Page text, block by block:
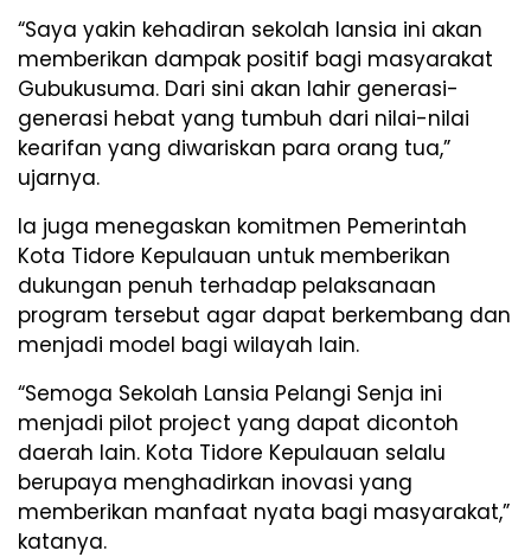
“Saya yakin kehadiran sekolah lansia ini akan
memberikan dampak positif bagi masyarakat
Gubukusuma. Dari sini akan lahir generasi-
generasi hebat yang tumbuh dari nilai-nilai
kearifan yang diwariskan para orang tua,”
ujarnya.
Ia juga menegaskan komitmen Pemerintah
Kota Tidore Kepulauan untuk memberikan
dukungan penuh terhadap pelaksanaan
program tersebut agar dapat berkembang dan
menjadi model bagi wilayah lain.
“Semoga Sekolah Lansia Pelangi Senja ini
menjadi pilot project yang dapat dicontoh
daerah lain. Kota Tidore Kepulauan selalu
berupaya menghadirkan inovasi yang
memberikan manfaat nyata bagi masyarakat,”
katanya.